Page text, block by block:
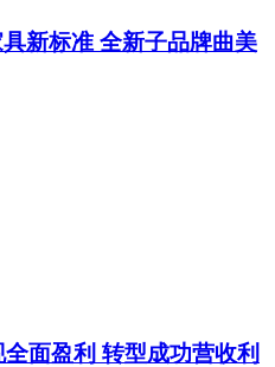
新标准 全新子品牌曲美
面盈利 转型成功营收利